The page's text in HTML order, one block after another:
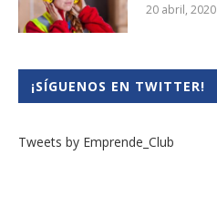
20 abril, 2020
¡SÍGUENOS EN TWITTER!
Tweets by Emprende_Club